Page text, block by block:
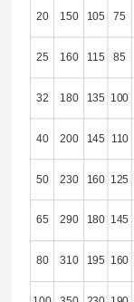
20 150 105 75
25 160 115 85
32 180 135 100
40 200 145 110
50 230 160 125
65 290 180 145
80 310 195 160